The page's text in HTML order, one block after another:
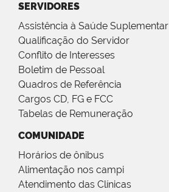
SERVIDORES
Assistência à Saúde Suplementar
Qualificação do Servidor
Conflito de Interesses
Boletim de Pessoal
Quadros de Referência
Cargos CD, FG e FCC
Tabelas de Remuneração
COMUNIDADE
Horários de ônibus
Alimentação nos campi
Atendimento das Clínicas